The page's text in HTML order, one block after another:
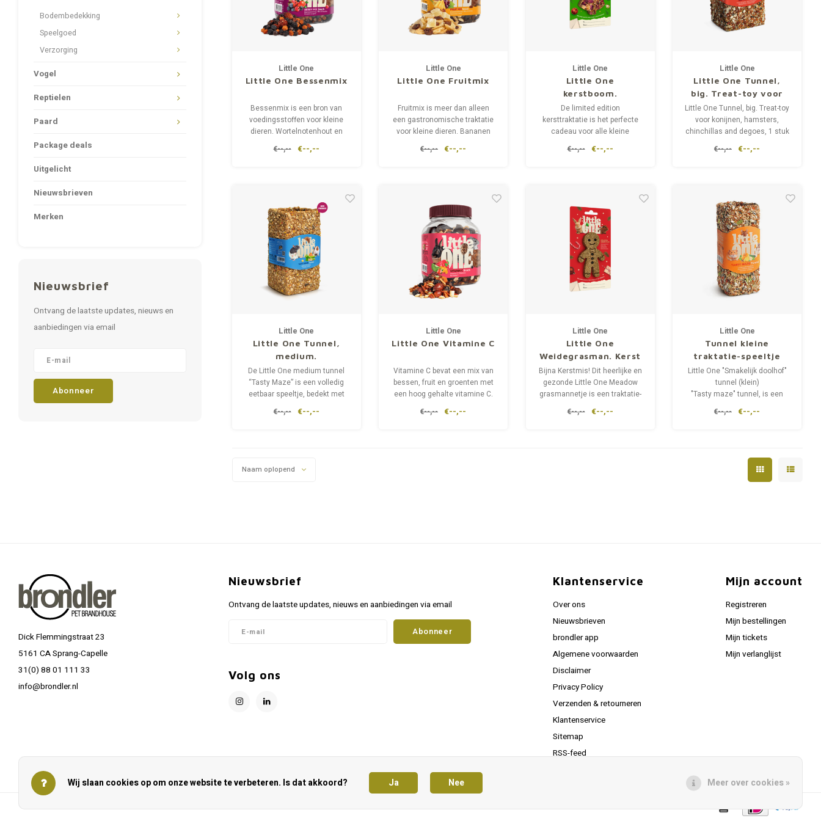
Bodembedekking
Speelgoed
Verzorging
Vogel
Reptielen
Paard
Package deals
Uitgelicht
Nieuwsbrieven
Merken
Nieuwsbrief
Ontvang de laatste updates, nieuws en
aanbiedingen via email
Abonneer
Little One
Little One Bessenmix
Bessenmix is een bron van
voedingsstoffen voor kleine
dieren. Wortelnotenhout en
hoeveelheden vitamine C en
€--,-- €--,--
Little One
Little One Fruitmix
Fruitmix is meer dan alleen
een gastronomische traktatie
voor kleine dieren. Bananen
kalium. Ananas bevat een
€--,-- €--,--
Little One
Little One
kerstboom.
Kersttraktatie voor
alle kleine
zoogdieren, 65 g
De limited edition
kersttraktatie is het perfecte
cadeau voor alle kleine
smakelijke kerstboom is
vermaakt het huisdier tijdens
de kerstvakantie.
€--,-- €--,--
Little One
Little One Tunnel,
big. Treat-toy voor
konijnen, hamsters,
chinchillas and
degoes, 1 stuk
Little One Tunnel, big. Treat-toy
voor konijnen, hamsters,
chinchillas and degoes, 1 stuk
€--,-- €--,--
Little One
Little One Tunnel,
medium.
Traktatiespeeltje
voor cavia's, ratten
en andere, 1 stuk
De Little One medium tunnel
“Tasty Maze” is een volledig
eetbaar speeltje, bedekt met
gepofte en vlokken
€--,-- €--,--
Little One
Little One Vitamine C
Vitamine C bevat een mix van
bessen, fruit en groenten met
een hoog gehalte vitamine C.
huisdieren hebben een
€--,-- €--,--
Little One
Little One
Weidegrasman. Kerst
traktatie-speelgoed
voor alle kleine
zoogdieren, 55 g
Bijna Kerstmis! Dit heerlijke en
gezonde Little One Meadow
grasmannetje is een traktatie-
kerstdagen voor veel vermaak
€--,-- €--,--
Little One
Tunnel kleine
traktatie-speeltje
voor hamsters,
ratten, muizen,
100gr
Little One "Smakelijk doolhof"
tunnel (klein)
"Tasty maze" tunnel, is een
voor uw huisdier.
€--,-- €--,--
Naam oplopend
Dick Flemmingstraat 23
5161 CA Sprang-Capelle
31(0) 88 01 111 33
info@brondler.nl
Nieuwsbrief
Ontvang de laatste updates, nieuws en aanbiedingen via email
Abonneer
Volg ons
Klantenservice
Over ons
Nieuwsbrieven
brondler app
Algemene voorwaarden
Disclaimer
Privacy Policy
Verzenden & retourneren
Klantenservice
Sitemap
RSS-feed
Mijn account
Registreren
Mijn bestellingen
Mijn tickets
Mijn verlanglijst
Wij slaan cookies op om onze website te verbeteren. Is dat akkoord? Ja Nee Meer over cookies »